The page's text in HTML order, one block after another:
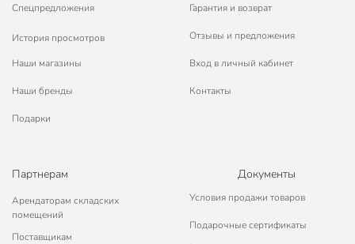
Спецпредложения
История просмотров
Наши магазины
Наши бренды
Подарки
Гарантия и возврат
Отзывы и предложения
Вход в личный кабинет
Контакты
Партнерам
Арендаторам складских
помещений
Поставщикам
Документы
Условия продажи товаров
Подарочные сертификаты